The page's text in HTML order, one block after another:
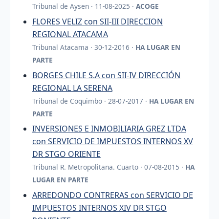
Tribunal de Aysen · 11-08-2025 · ACOGE
FLORES VELIZ con SII-III DIRECCION
REGIONAL ATACAMA
Tribunal Atacama · 30-12-2016 · HA LUGAR EN
PARTE
BORGES CHILE S.A con SII-IV DIRECCIÓN
REGIONAL LA SERENA
Tribunal de Coquimbo · 28-07-2017 · HA LUGAR EN
PARTE
INVERSIONES E INMOBILIARIA GREZ LTDA
con SERVICIO DE IMPUESTOS INTERNOS XV
DR STGO ORIENTE
Tribunal R. Metropolitana. Cuarto · 07-08-2015 · HA
LUGAR EN PARTE
ARREDONDO CONTRERAS con SERVICIO DE
IMPUESTOS INTERNOS XIV DR STGO